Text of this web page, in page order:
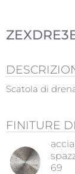
Scatola di
FINITURE
69